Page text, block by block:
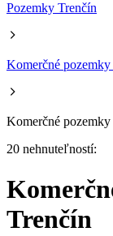
Pozemky Trenčín
Komerčné
Komerčné
20 nehnuteľností:
Trenčín